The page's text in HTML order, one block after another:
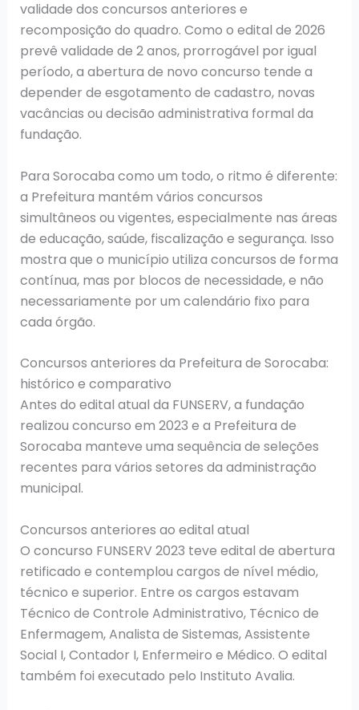
validade dos concursos anteriores e
recomposição do quadro. Como o edital de 2026
prevê validade de 2 anos, prorrogável por igual
período, a abertura de novo concurso tende a
depender de esgotamento de cadastro, novas
vacâncias ou decisão administrativa formal da
fundação.
Para Sorocaba como um todo, o ritmo é diferente:
a Prefeitura mantém vários concursos
simultâneos ou vigentes, especialmente nas áreas
de educação, saúde, fiscalização e segurança. Isso
mostra que o município utiliza concursos de forma
contínua, mas por blocos de necessidade, e não
necessariamente por um calendário fixo para
cada órgão.
Concursos anteriores da Prefeitura de Sorocaba:
histórico e comparativo
Antes do edital atual da FUNSERV, a fundação
realizou concurso em 2023 e a Prefeitura de
Sorocaba manteve uma sequência de seleções
recentes para vários setores da administração
municipal.
Concursos anteriores ao edital atual
O concurso FUNSERV 2023 teve edital de abertura
retificado e contemplou cargos de nível médio,
técnico e superior. Entre os cargos estavam
Técnico de Controle Administrativo, Técnico de
Enfermagem, Analista de Sistemas, Assistente
Social I, Contador I, Enfermeiro e Médico. O edital
também foi executado pelo Instituto Avalia.